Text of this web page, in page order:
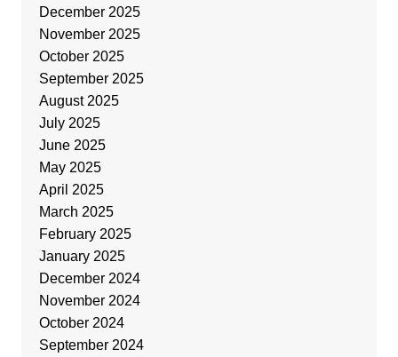
December 2025
November 2025
October 2025
September 2025
August 2025
July 2025
June 2025
May 2025
April 2025
March 2025
February 2025
January 2025
December 2024
November 2024
October 2024
September 2024